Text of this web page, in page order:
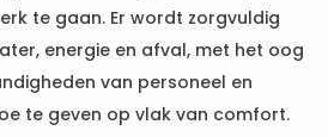
te gaan. Er wordt zorgvuldig
energie en afval, met het oog
van personeel en
te geven op vlak van comfort.